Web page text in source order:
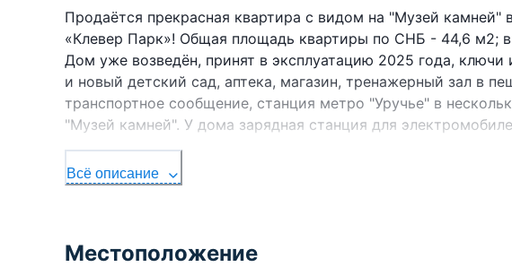
Продаётся прекрасная квартира с видом на "Музей
«Клевер Парк»! Общая площадь квартиры по СНБ - 44,6 м2;
Дом уже возведён, принят в эксплуатацию 2025 года,
и новый детский сад, аптека, магазин, тренажерный зал в
транспортное сообщение, станция метро "Уручье" в
"Музей камней". У дома зарядная станция для
Всё описание
Местоположение